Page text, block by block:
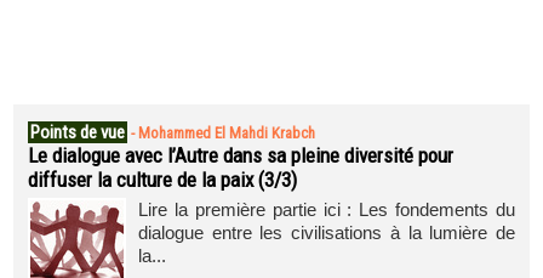
Points de vue - Mohammed El Mahdi Krabch
Le dialogue avec l’Autre dans sa pleine diversité pour
diffuser la culture de la paix (3/3)
Lire la première partie ici : Les fondements du
dialogue entre les civilisations à la lumière de
la...